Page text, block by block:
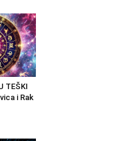
TEŠKI
i Rak